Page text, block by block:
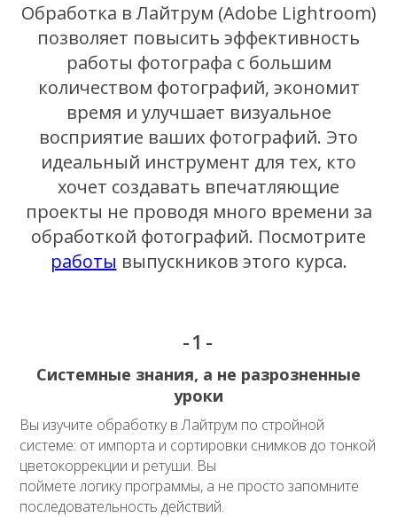
Обработка в Лайтрум (Adobe Lightroom)
позволяет повысить эффективность
работы фотографа с большим
количеством фотографий, экономит
время и улучшает визуальное
восприятие ваших фотографий. Это
идеальный инструмент для тех, кто
хочет создавать впечатляющие
проекты не проводя много времени за
обработкой фотографий. Посмотрите
работы выпускников этого курса.
-1-
Системные знания, а не разрозненные
уроки
Вы изучите обработку в Лайтрум по стройной
системе: от импорта и сортировки снимков до тонкой
цветокоррекции и ретуши. Вы
поймете логику программы, а не просто запомните
последовательность действий.